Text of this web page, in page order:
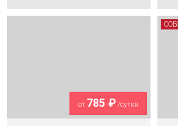
от 785 ₽/сутки